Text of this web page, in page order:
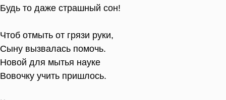
Будь то даже страшный сон!
Чтоб отмыть от грязи руки,
Сыну вызвалась помочь.
Новой для мытья науке
Вовочку учить пришлось.